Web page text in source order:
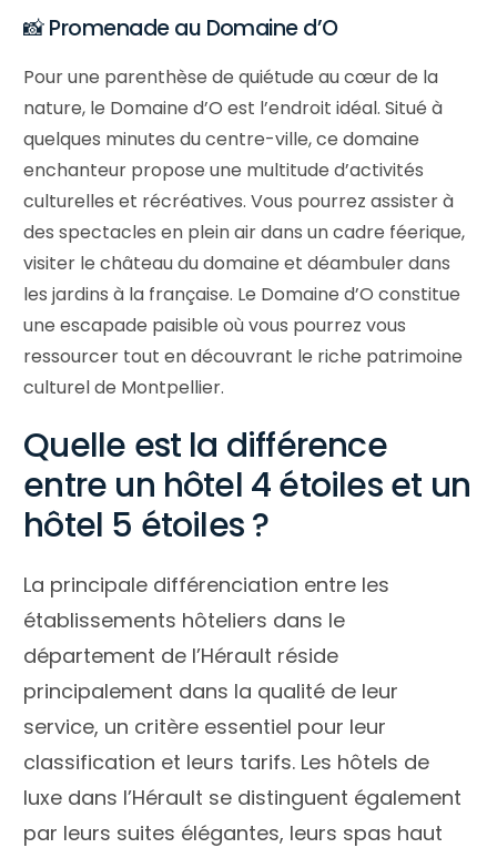
📸 Promenade au Domaine d’O
Pour une parenthèse de quiétude au cœur de la
nature, le Domaine d’O est l’endroit idéal. Situé à
quelques minutes du centre-ville, ce domaine
enchanteur propose une multitude d’activités
culturelles et récréatives. Vous pourrez assister à
des spectacles en plein air dans un cadre féerique,
visiter le château du domaine et déambuler dans
les jardins à la française. Le Domaine d’O constitue
une escapade paisible où vous pourrez vous
ressourcer tout en découvrant le riche patrimoine
culturel de Montpellier.
Quelle est la différence
entre un hôtel 4 étoiles et un
hôtel 5 étoiles ?
La principale différenciation entre les
établissements hôteliers dans le
département de l’Hérault réside
principalement dans la qualité de leur
service, un critère essentiel pour leur
classification et leurs tarifs. Les hôtels de
luxe dans l’Hérault se distinguent également
par leurs suites élégantes, leurs spas haut